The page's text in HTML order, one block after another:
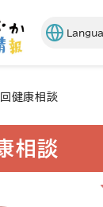
健康相談
相談